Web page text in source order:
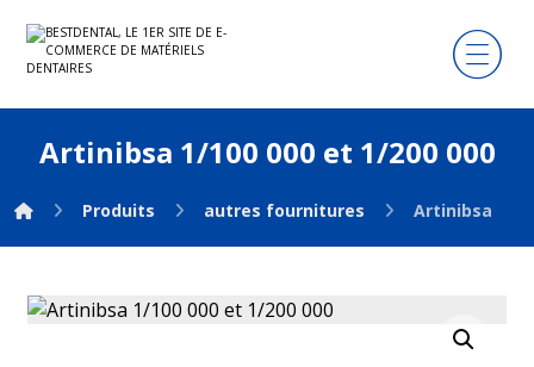
Artinibsa 1/100 000 et 1/200 000
Produits autres fournitures Artinibsa 1/